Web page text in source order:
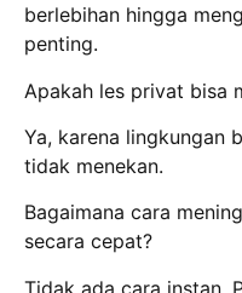
berlebihan hingga
penting.
Apakah les privat bisa
Ya, karena lingkungan
tidak menekan.
Bagaimana cara
secara cepat?
Tidak ada cara instan.